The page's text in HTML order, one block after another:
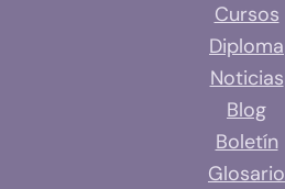
Cursos
Diploma
Noticias
Blog
Boletín
Glosario